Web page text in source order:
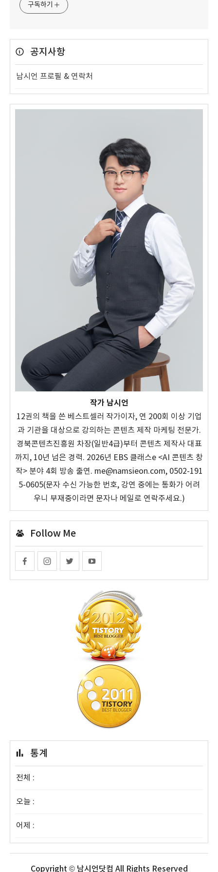
구독하기
공지사항
남시언 프로필 & 연락처
작가 남시언
12권의 책을 쓴 베스트셀러 작가이자, 연 200회 이상 기업
과 기관을 대상으로 강의하는 콘텐츠 제작 마케팅 전문가.
경북콘텐츠진흥원 차장(일반4급)부터 콘텐츠 제작사 대표
까지, 10년 넘은 경력. 2026년 EBS 클래스e <AI 콘텐츠 창
작> 분야 4회 방송 출연. me@namsieon.com, 0502-191
5-0605(문자 수신 가능한 번호, 강연 중에는 통화가 어려
우니 부재중이라면 문자나 메일로 연락주세요.)
Follow Me
통계
전체 :
오늘 :
어제 :
Copyright © 남시언닷컴 All Rights Reserved